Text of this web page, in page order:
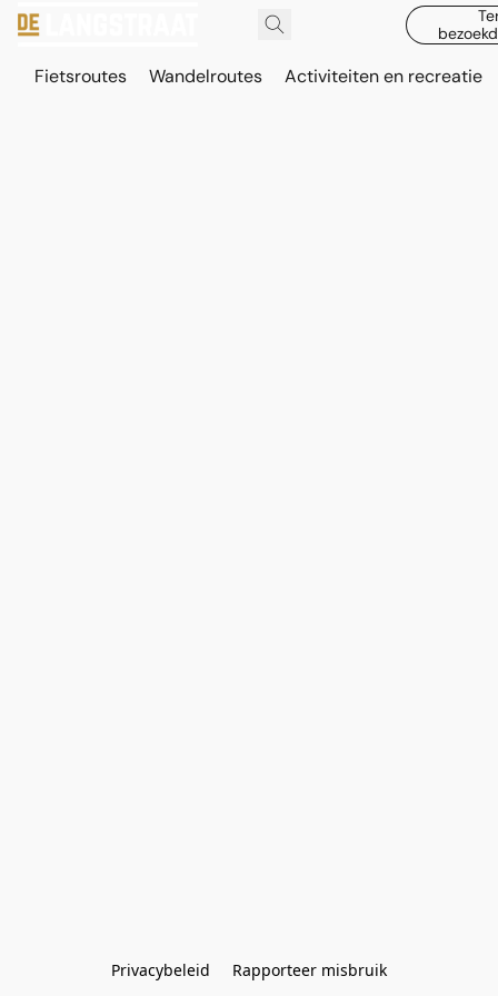
Fietsroutes Wandelroutes Activiteiten en recreatie
Privacybeleid Rapporteer misbruik